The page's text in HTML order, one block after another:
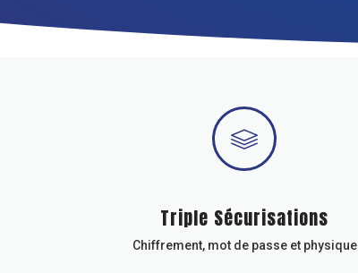
Triple Sécurisations
Chiffrement, mot de passe et physique